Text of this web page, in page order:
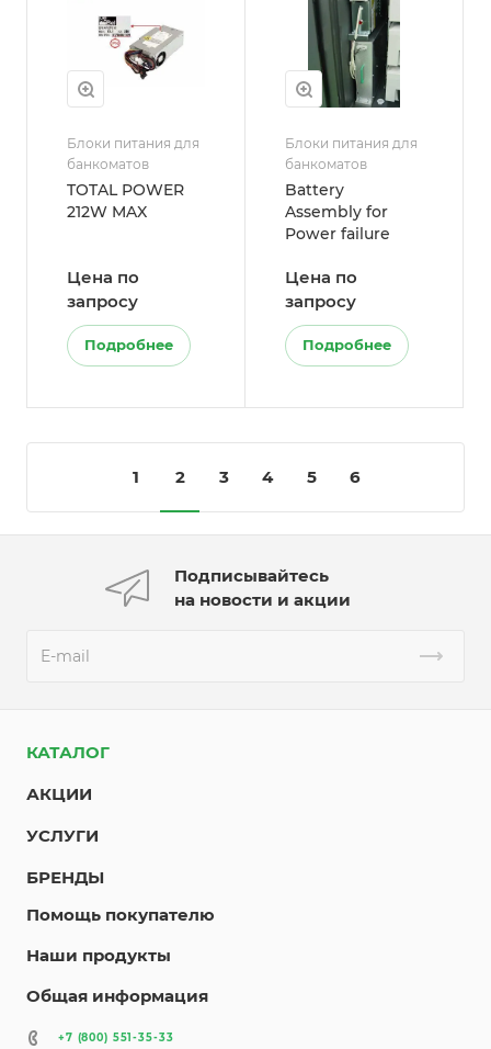
Блоки питания для
банкоматов
TOTAL POWER
212W MAX
Цена по
запросу
Подробнее
Блоки питания для
банкоматов
Battery
Assembly for
Power failure
Цена по
запросу
Подробнее
1 2 3 4 5 6
Подписывайтесь
на новости и акции
КАТАЛОГ
АКЦИИ
УСЛУГИ
БРЕНДЫ
Помощь покупателю
Наши продукты
Общая информация
+7 (800) 551-35-33